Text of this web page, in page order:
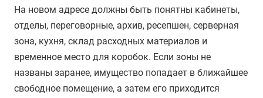
На новом адресе должны быть понятны кабинеты,
отделы, переговорные, архив, ресепшен, серверная
зона, кухня, склад расходных материалов и
временное место для коробок. Если зоны не
названы заранее, имущество попадает в ближайшее
свободное помещение, а затем его приходится